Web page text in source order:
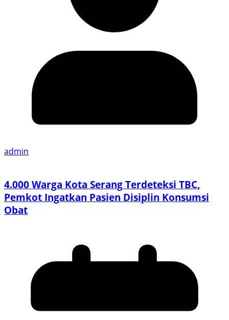
admin
4.000 Warga Kota Serang Terdeteksi TBC,
Pemkot Ingatkan Pasien Disiplin Konsumsi
Obat